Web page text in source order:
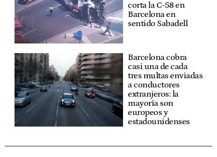
corta la C-58 en
Barcelona en
sentido Sabadell
Barcelona cobra
casi una de cada
tres multas enviadas
a conductores
extranjeros: la
mayoría son
europeos y
estadounidenses